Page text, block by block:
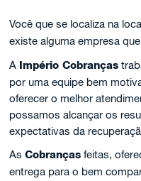
Você que se localiza na
existe alguma empresa
A Império Cobranças
por uma equipe bem
oferecer o melhor
possamos alcançar os
expectativas da
AsCobranças feitas,
entrega para o bem